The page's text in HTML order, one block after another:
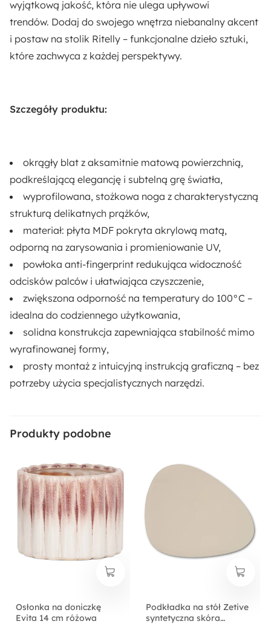
Płyta meblowa Włókno syntetyczne
wyjątkową jakość, która nie ulega upływowi
trendów. Dodaj do swojego wnętrza niebanalny akcent
i postaw na stolik Ritelly – funkcjonalne dzieło sztuki,
które zachwyca z każdej perspektywy.
Szczegóły produktu:
okrągły blat z aksamitnie matową powierzchnią,
podkreślającą elegancję i subtelną grę światła,
wyprofilowana, stożkowa noga z charakterystyczną
strukturą delikatnych prążków,
materiał: płyta MDF pokryta akrylową matą,
odporną na zarysowania i promieniowanie UV,
powłoka anti-fingerprint redukująca widoczność
odcisków palców i ułatwiająca czyszczenie,
zwiększona odporność na temperatury do 100°C –
idealna do codziennego użytkowania,
solidna konstrukcja zapewniająca stabilność mimo
wyrafinowanej formy,
prosty montaż z intuicyjną instrukcją graficzną – bez
potrzeby użycia specjalistycznych narzędzi.
Produkty podobne
Osłonka na doniczkę
Evita 14 cm różowa
Podkładka na stół Zetive
syntetyczna skóra